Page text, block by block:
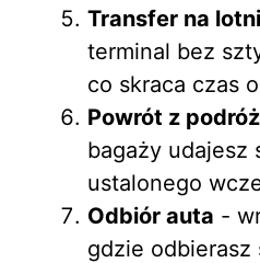
Transfer na
terminal bez
co skraca czas
Powrót z
bagaży udajesz
ustalonego
Odbiór auta -
gdzie odbierasz